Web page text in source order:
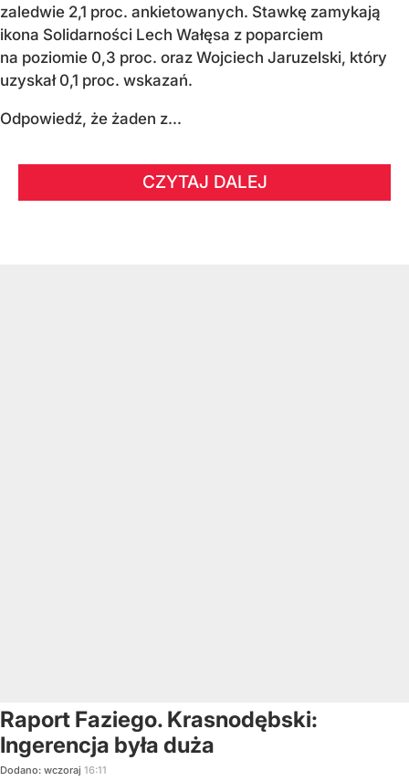
zaledwie 2,1 proc. ankietowanych. Stawkę zamykają
ikona Solidarności Lech Wałęsa z poparciem
na poziomie 0,3 proc. oraz Wojciech Jaruzelski, który
uzyskał 0,1 proc. wskazań.
Odpowiedź, że żaden z...
CZYTAJ DALEJ
Raport Faziego. Krasnodębski:
Ingerencja była duża
Dodano: wczoraj 16:11